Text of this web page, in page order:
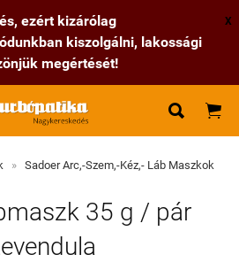
ezért kizárólag
kiszolgálni, lakossági
megértését!
X
 
» Sadoer Arc,-Szem,-Kéz,- Láb Maszkok
35 g / pár